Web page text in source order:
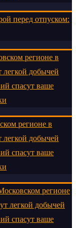
перед отпуском:
регионе в
легкой добычей
спасут ваше
регионе в
легкой добычей
спасут ваше
регионе
легкой добычей
спасут ваше